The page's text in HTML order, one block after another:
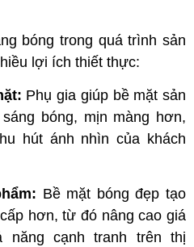
bóng trong quá trình sản
lợi ích thiết thực:
Phụ gia giúp bề mặt sản
bóng, mịn màng hơn,
hút ánh nhìn của khách
Bề mặt bóng đẹp tạo
hơn, từ đó nâng cao giá
cạnh tranh trên thị